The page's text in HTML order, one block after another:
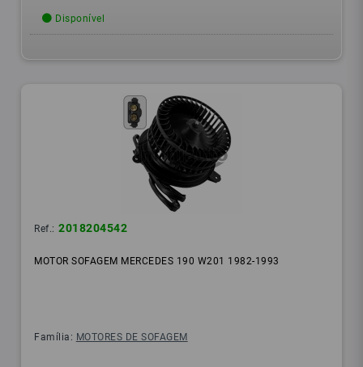
Disponível
Ref.: 2018204542
MOTOR SOFAGEM MERCEDES 190 W201 1982-1993
Família: MOTORES DE SOFAGEM